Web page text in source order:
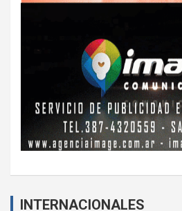
INTERNACIONALES